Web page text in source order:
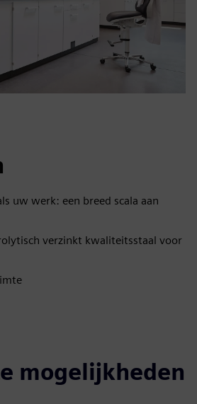
uw werk: een breed scala aan
verzinkt kwaliteitsstaal voor
mogelijkheden